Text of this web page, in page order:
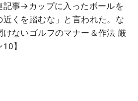
事→カップに入ったボールを
くを踏むな」と言われた。な
ないゴルフのマナー＆作法 厳
】